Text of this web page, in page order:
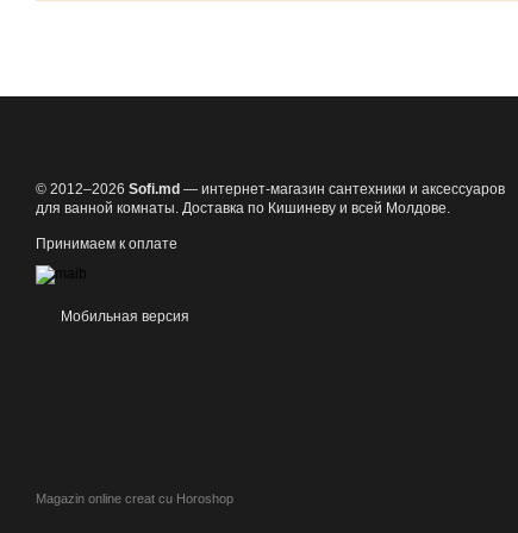
© 2012–2026 Sofi.md — интернет-магазин сантехники и аксессуаров
для ванной комнаты. Доставка по Кишиневу и всей Молдове.
Принимаем к оплате
Мобильная версия
Magazin online creat cu Horoshop